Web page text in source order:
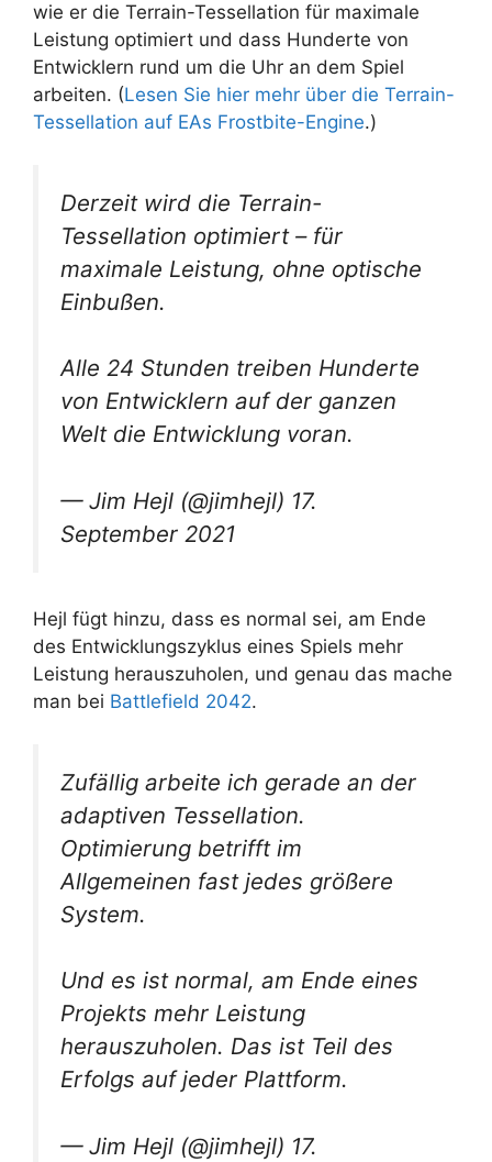
wie er die Terrain-Tessellation für maximale
Leistung optimiert und dass Hunderte von
Entwicklern rund um die Uhr an dem Spiel
arbeiten. (Lesen Sie hier mehr über die Terrain-
Tessellation auf EAs Frostbite-Engine.)
Derzeit wird die Terrain-
Tessellation optimiert – für
maximale Leistung, ohne optische
Einbußen.
Alle 24 Stunden treiben Hunderte
von Entwicklern auf der ganzen
Welt die Entwicklung voran.
— Jim Hejl (@jimhejl) 17.
September 2021
Hejl fügt hinzu, dass es normal sei, am Ende
des Entwicklungszyklus eines Spiels mehr
Leistung herauszuholen, und genau das mache
man bei Battlefield 2042.
Zufällig arbeite ich gerade an der
adaptiven Tessellation.
Optimierung betrifft im
Allgemeinen fast jedes größere
System.
Und es ist normal, am Ende eines
Projekts mehr Leistung
herauszuholen. Das ist Teil des
Erfolgs auf jeder Plattform.
— Jim Hejl (@jimhejl) 17.